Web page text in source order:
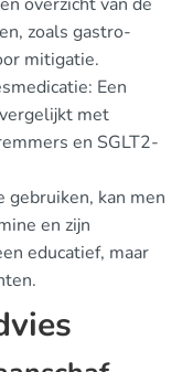
zoals gastro-
mitigatie.
Een
met
en SGLT2-
kan men
en zijn
educatief, maar